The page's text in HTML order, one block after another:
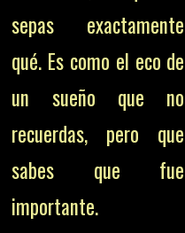
sepas exactamente
qué. Es como el eco de
un sueño que no
recuerdas, pero que
sabes que fue
importante.